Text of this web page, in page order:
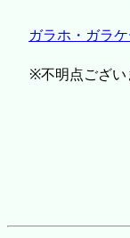
ガラホ・ガラ
※不明点ござい